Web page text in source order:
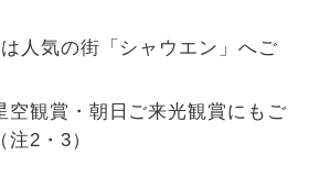
人気の街「シャウエン」へご
空観賞・朝日ご来光観賞にもご
2・3）
2名様から出発可能な個人型プランで
す。
おひとり様限定でご参加いただけるコー
スです。